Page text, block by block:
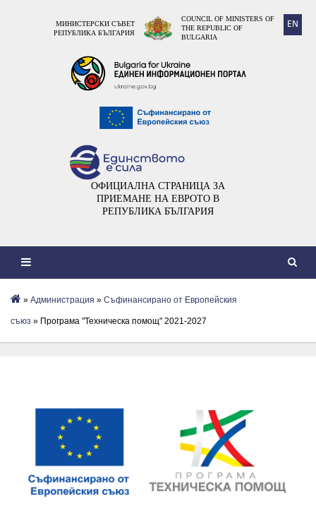
EN
МИНИСТЕРСКИ СЪВЕТ
РЕПУБЛИКА БЪЛГАРИЯ
COUNCIL OF MINISTERS OF
THE REPUBLIC OF
BULGARIA
ОФИЦИАЛНА СТРАНИЦА ЗА
ПРИЕМАНЕ НА ЕВРОТО В
РЕПУБЛИКА БЪЛГАРИЯ
» Администрация » Съфинансирано от Европейския
съюз » Програма "Техническа помощ" 2021-2027